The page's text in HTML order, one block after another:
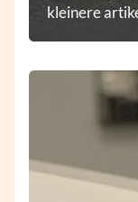
kleinere